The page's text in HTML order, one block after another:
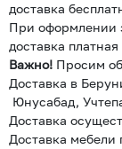
доставка
При оформлении
доставка
Важно! Просим
Доставка в
Юнусабад,
Доставка
Доставка мебели